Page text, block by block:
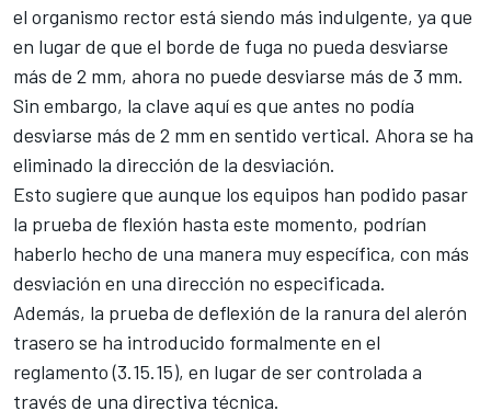
el organismo rector está siendo más indulgente, ya que
en lugar de que el borde de fuga no pueda desviarse
más de 2 mm, ahora no puede desviarse más de 3 mm.
Sin embargo, la clave aquí es que antes no podía
desviarse más de 2 mm en sentido vertical. Ahora se ha
eliminado la dirección de la desviación.
Esto sugiere que aunque los equipos han podido pasar
la prueba de flexión hasta este momento, podrían
haberlo hecho de una manera muy específica, con más
desviación en una dirección no especificada.
Además, la prueba de deflexión de la ranura del alerón
trasero se ha introducido formalmente en el
reglamento (3.15.15), en lugar de ser controlada a
través de una directiva técnica.